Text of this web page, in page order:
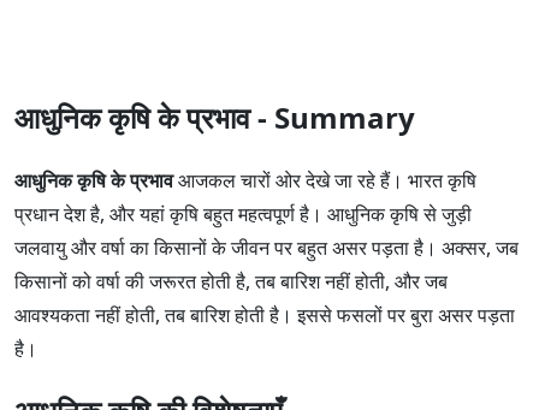
आधुनिक कृषि के प्रभाव - Summary
आधुनिक कृषि के प्रभावआजकल चारों ओर देखे जा रहे हैं। भारत कृषि
प्रधान देश है, और यहां कृषि बहुत महत्वपूर्ण है। आधुनिक कृषि से जुड़ी
जलवायु और वर्षा का किसानों के जीवन पर बहुत असर पड़ता है। अक्सर, जब
किसानों को वर्षा की जरूरत होती है, तब बारिश नहीं होती, और जब
आवश्यकता नहीं होती, तब बारिश होती है। इससे फसलों पर बुरा असर पड़ता
है।